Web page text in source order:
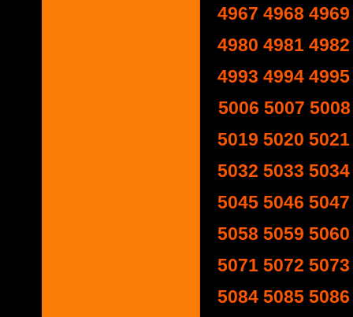
4967 4968 4969
4980 4981 4982
4993 4994 4995
5006 5007 5008
5019 5020 5021
5032 5033 5034
5045 5046 5047
5058 5059 5060
5071 5072 5073
5084 5085 5086